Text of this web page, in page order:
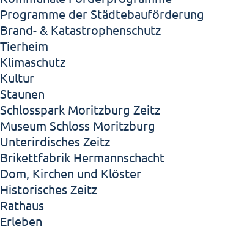
Programme der Städtebauförderung
Brand- & Katastrophenschutz
Tierheim
Klimaschutz
Kultur
Staunen
Schlosspark Moritzburg Zeitz
Museum Schloss Moritzburg
Unterirdisches Zeitz
Brikettfabrik Hermannschacht
Dom, Kirchen und Klöster
Historisches Zeitz
Rathaus
Erleben